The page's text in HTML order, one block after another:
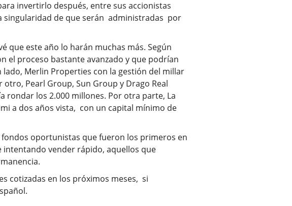
invertirlo después, entre sus accionistas
singularidad de que serán administradas por
que este año lo harán muchas más. Según
el proceso bastante avanzado y que podrían
Merlin Properties con la gestión del millar
Pearl Group, Sun Group y Drago Real
rondar los 2.000 millones. Por otra parte, La
a dos años vista, con un capital mínimo de
oportunistas que fueron los primeros en
intentando vender rápido, aquellos que
cotizadas en los próximos meses, si